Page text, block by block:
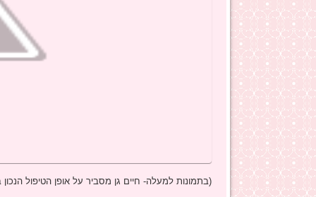
(בתמונות למעלה- חיים גן מסביר על אופן הטיפול הנכון